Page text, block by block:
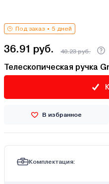
Под заказ 5 дней
36.91 руб. 40.23 руб.
Телескопическая ручка
В избранное
Комплектация: